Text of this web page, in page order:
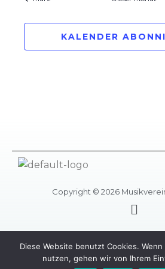
KALENDER
Copyright © 2026
Menü
Diese Website benutzt Cookies.
nutzen, gehen wir von Ihrem